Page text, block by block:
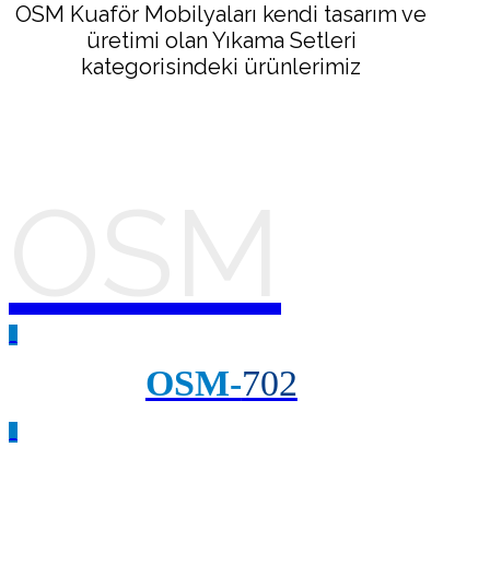
OSM Kuaför Mobilyaları kendi tasarım ve
üretimi olan Yıkama Setleri
kategorisindeki ürünlerimiz
OSM-702